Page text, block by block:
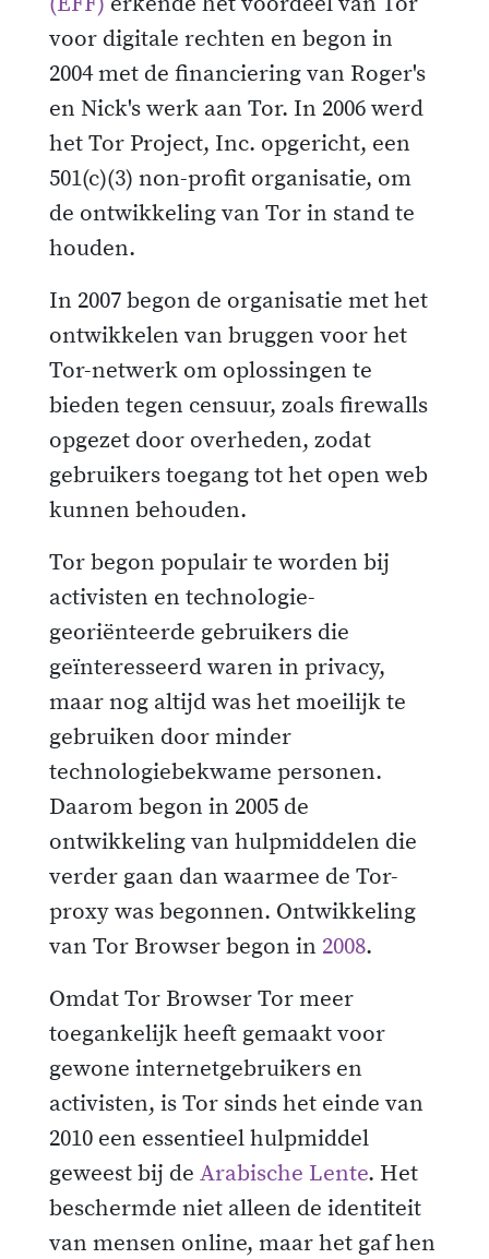
voor digitale rechten en begon in
2004 met de financiering van Roger's
en Nick's werk aan Tor. In 2006 werd
het Tor Project, Inc. opgericht, een
501(c)(3) non-profit organisatie, om
de ontwikkeling van Tor in stand te
houden.
In 2007 begon de organisatie met het
ontwikkelen van bruggen voor het
Tor-netwerk om oplossingen te
bieden tegen censuur, zoals firewalls
opgezet door overheden, zodat
gebruikers toegang tot het open web
kunnen behouden.
Tor begon populair te worden bij
activisten en technologie-
georiënteerde gebruikers die
geïnteresseerd waren in privacy,
maar nog altijd was het moeilijk te
gebruiken door minder
technologiebekwame personen.
Daarom begon in 2005 de
ontwikkeling van hulpmiddelen die
verder gaan dan waarmee de Tor-
proxy was begonnen. Ontwikkeling
van Tor Browser begon in 2008.
Omdat Tor Browser Tor meer
toegankelijk heeft gemaakt voor
gewone internetgebruikers en
activisten, is Tor sinds het einde van
2010 een essentieel hulpmiddel
geweest bij de Arabische Lente. Het
beschermde niet alleen de identiteit
van mensen online, maar het gaf hen